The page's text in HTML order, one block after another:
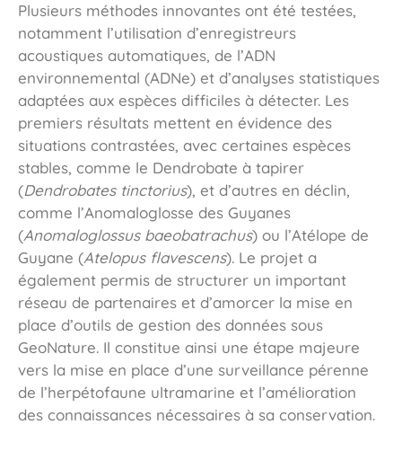
Plusieurs méthodes innovantes ont été testées,
notamment l’utilisation d’enregistreurs
acoustiques automatiques, de l’ADN
environnemental (ADNe) et d’analyses statistiques
adaptées aux espèces difficiles à détecter. Les
premiers résultats mettent en évidence des
situations contrastées, avec certaines espèces
stables, comme le Dendrobate à tapirer
(Dendrobates tinctorius), et d’autres en déclin,
comme l’Anomaloglosse des Guyanes
(Anomaloglossus baeobatrachus) ou l’Atélope de
Guyane (Atelopus flavescens). Le projet a
également permis de structurer un important
réseau de partenaires et d’amorcer la mise en
place d’outils de gestion des données sous
GeoNature. Il constitue ainsi une étape majeure
vers la mise en place d’une surveillance pérenne
de l’herpétofaune ultramarine et l’amélioration
des connaissances nécessaires à sa conservation.